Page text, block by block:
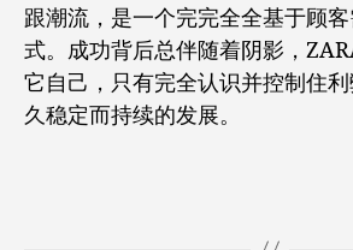
跟潮流，是一个完完全全基于顾
式。成功背后总伴随着阴影，
它自己，只有完全认识并控制住
久稳定而持续的发展。